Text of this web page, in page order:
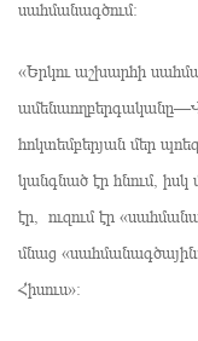
սահմանագծում։
«Երկու աշխարհի
հոկտեմբերյան մեր
կանգնած էր հնում, իսկ
էր, ուզում էր
մնաց
Հիսուս»։